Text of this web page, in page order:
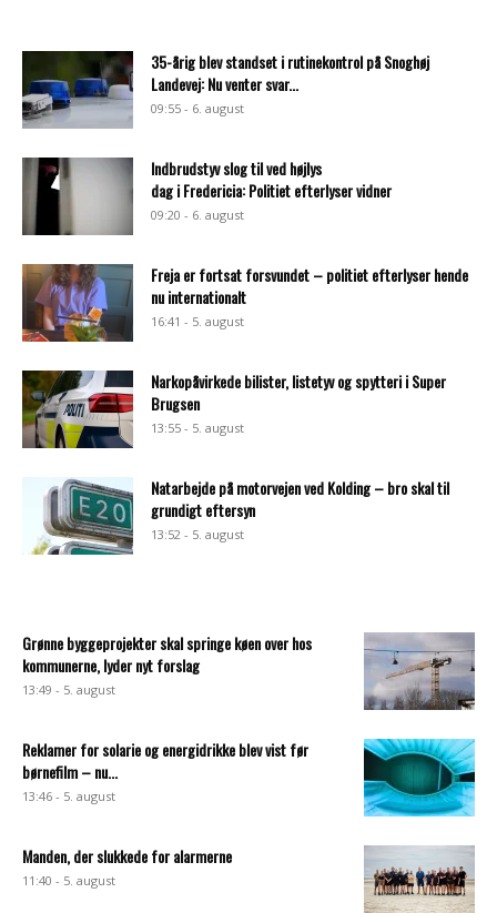
35-årig blev standset i rutinekontrol på Snoghøj
Landevej: Nu venter svar...
09:55 - 6. august
Indbrudstyv slog til ved højlys
dag i Fredericia: Politiet efterlyser vidner
09:20 - 6. august
Freja er fortsat forsvundet – politiet efterlyser hende
nu internationalt
16:41 - 5. august
Narkopåvirkede bilister, listetyv og spytteri i Super
Brugsen
13:55 - 5. august
Natarbejde på motorvejen ved Kolding – bro skal til
grundigt eftersyn
13:52 - 5. august
Grønne byggeprojekter skal springe køen over hos
kommunerne, lyder nyt forslag
13:49 - 5. august
Reklamer for solarie og energidrikke blev vist før
børnefilm – nu...
13:46 - 5. august
Manden, der slukkede for alarmerne
11:40 - 5. august